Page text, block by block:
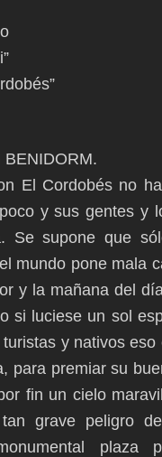
BENIDORM.
El Cordobés no
y sus gentes y
Se supone que
mundo pone mala
y la mañana del
si luciese un sol
y nativos
para premiar su
fin un cielo
grave peligro
plaza